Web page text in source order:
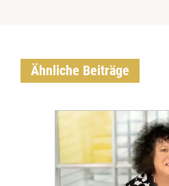
Ähnliche Beiträge